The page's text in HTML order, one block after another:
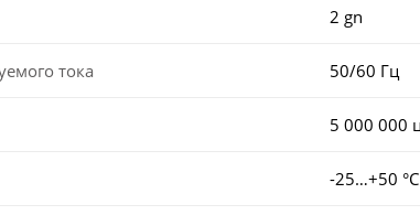
2 gn
тока 50/60 Гц
5 000 000
-25…+50 °С